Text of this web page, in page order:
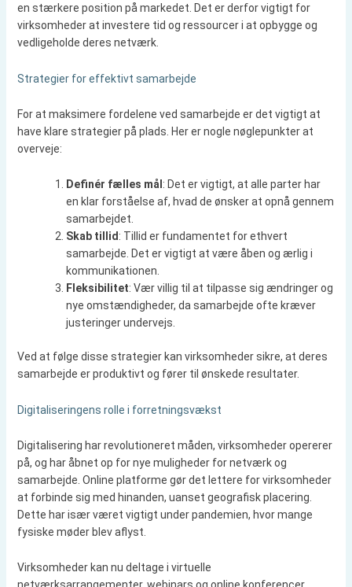
en stærkere position på markedet. Det er derfor vigtigt for
virksomheder at investere tid og ressourcer i at opbygge og
vedligeholde deres netværk.
Strategier for effektivt samarbejde
For at maksimere fordelene ved samarbejde er det vigtigt at
have klare strategier på plads. Her er nogle nøglepunkter at
overveje:
Definér fælles mål : Det er vigtigt, at alle parter har
en klar forståelse af, hvad de ønsker at opnå gennem
samarbejdet.
Skab tillid : Tillid er fundamentet for ethvert
samarbejde. Det er vigtigt at være åben og ærlig i
kommunikationen.
Fleksibilitet: Vær villig til at tilpasse sig ændringer og
nye omstændigheder, da samarbejde ofte kræver
justeringer undervejs.
Ved at følge disse strategier kan virksomheder sikre, at deres
samarbejde er produktivt og fører til ønskede resultater.
Digitaliseringens rolle i forretningsvækst
Digitalisering har revolutioneret måden, virksomheder opererer
på, og har åbnet op for nye muligheder for netværk og
samarbejde. Online platforme gør det lettere for virksomheder
at forbinde sig med hinanden, uanset geografisk placering.
Dette har især været vigtigt under pandemien, hvor mange
fysiske møder blev aflyst.
Virksomheder kan nu deltage i virtuelle
netværksarrangementer, webinars og online konferencer,